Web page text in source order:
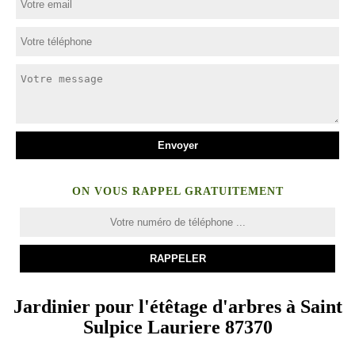
ON VOUS RAPPEL GRATUITEMENT
Jardinier pour l'étêtage d'arbres à Saint
Sulpice Lauriere 87370